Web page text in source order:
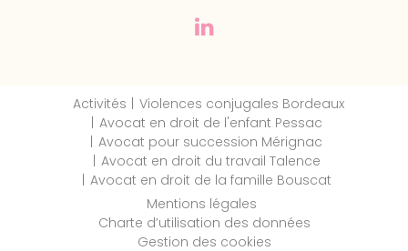
Activités
Violences conjugales Bordeaux
Avocat en droit de l'enfant Pessac
Avocat pour succession Mérignac
Avocat en droit du travail Talence
Avocat en droit de la famille Bouscat
Mentions légales
Charte d’utilisation des données
Gestion des cookies